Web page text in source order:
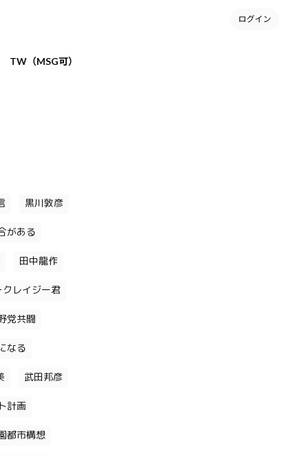
ログイン
TW（MSG可）
黒川敦彦
がある
田中龍作
クレイジー君
党共闘
なる
武田邦彦
計画
都市構想